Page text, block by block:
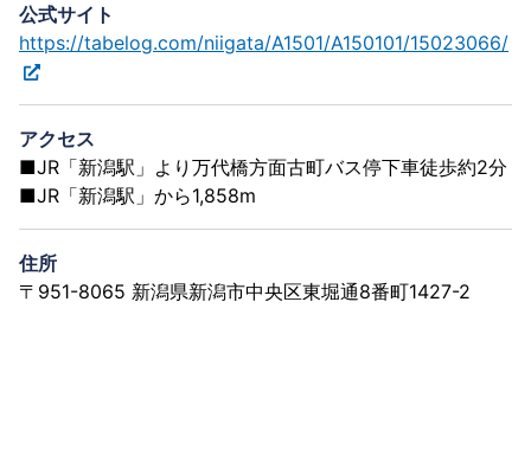
公式サイト
https://tabelog.com/niigata/A1501/A150101/15023066/
アクセス
■JR「新潟駅」より万代橋方面古町バス停下車徒歩約2分
■JR「新潟駅」から1,858m
住所
〒951-8065 新潟県新潟市中央区東堀通8番町1427-2